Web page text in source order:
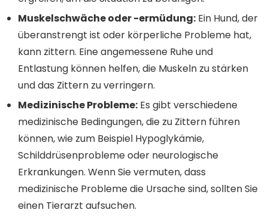
Muskelschwäche oder -ermüdung: Ein Hund, der
überanstrengt ist oder körperliche Probleme hat,
kann zittern. Eine angemessene Ruhe und
Entlastung können helfen, die Muskeln zu stärken
und das Zittern zu verringern.
Medizinische Probleme: Es gibt verschiedene
medizinische Bedingungen, die zu Zittern führen
können, wie zum Beispiel Hypoglykämie,
Schilddrüsenprobleme oder neurologische
Erkrankungen. Wenn Sie vermuten, dass
medizinische Probleme die Ursache sind, sollten Sie
einen Tierarzt aufsuchen.